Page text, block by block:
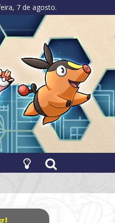
7 de agosto.